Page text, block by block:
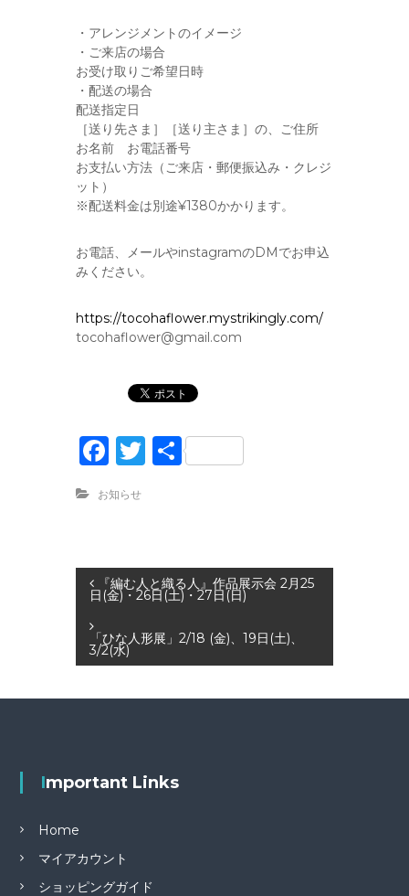
・アレンジメントのイメージ
・ご来店の場合
お受け取りご希望日時
・配送の場合
配送指定日
［送り先さま］［送り主さま］の、ご住所
お名前 お電話番号
お支払い方法（ご来店・郵便振込み・クレジ
ット）
※配送料金は別途¥1380かかります。
お電話、メールやinstagramのDMでお申込
みください。
https://tocohaflower.mystrikingly.com/
tocohaflower@gmail.com
F
a
c
b
o
o
k
T
r
共
お知らせ
投
稿
ナ
ー
シ
ョ
『編む人と織る人』作品展示会 2月25
日(金)・26日(土)・27日(日)
「ひな人形展」2/18 (金)、19日(土)、
3/2(水)
Important Links
Home
マイアカウント
ショッピングガイド